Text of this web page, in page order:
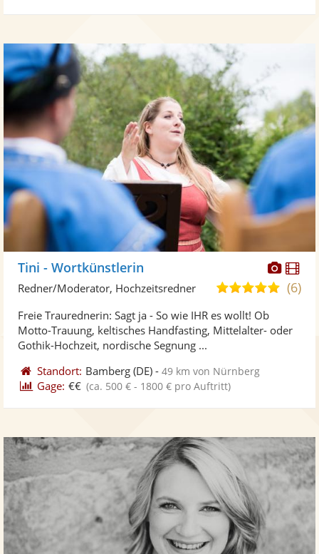
Tini - Wortkünstlerin
5,0
5
(6)
Redner/Moderator, Hochzeitsredner
Freie Traurednerin: Sagt ja - So wie IHR es wollt! Ob
Motto-Trauung, keltisches Handfasting, Mittelalter- oder
Gothik-Hochzeit, nordische Segnung ...
Standort: Bamberg (DE) -49 km von Nürnberg
Gage: €€ (ca. 500 € - 1800 € pro Auftritt)